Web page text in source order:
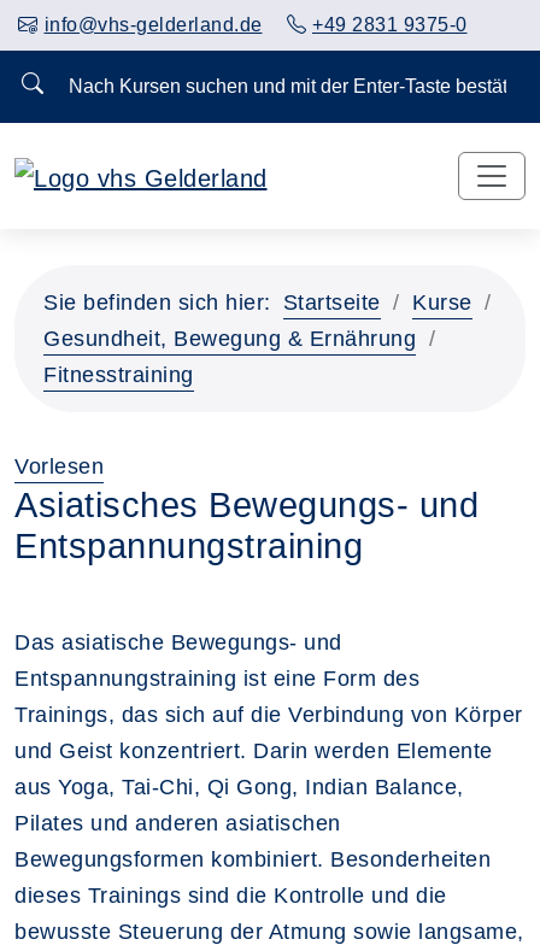
info@vhs-gelderland.de +49 2831 9375-0
Nach Kursen suchen und mit der Enter-Taste
Sie befinden sich hier: Startseite
Kurse
Gesundheit, Bewegung & Ernährung
Fitnesstraining
Vorlesen
Asiatisches Bewegungs- und
Entspannungstraining
Das asiatische Bewegungs- und
Entspannungstraining ist eine Form des
Trainings, das sich auf die Verbindung von Körper
und Geist konzentriert. Darin werden Elemente
aus Yoga, Tai-Chi, Qi Gong, Indian Balance,
Pilates und anderen asiatischen
Bewegungsformen kombiniert. Besonderheiten
dieses Trainings sind die Kontrolle und die
bewusste Steuerung der Atmung sowie langsame,